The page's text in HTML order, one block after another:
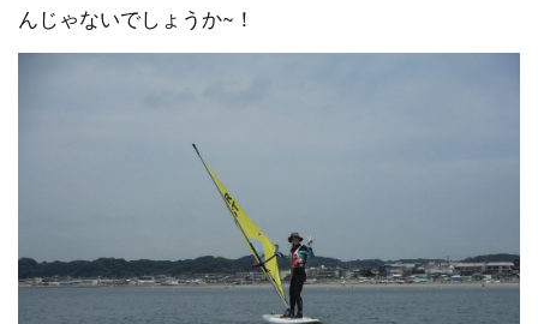
んじゃないでしょうか~！